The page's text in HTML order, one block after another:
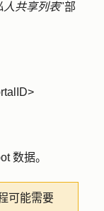
人共享列表"部
数据。
可能需要